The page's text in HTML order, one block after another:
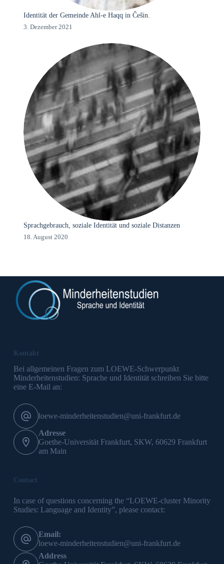
Identität der Gemeinde Ahl-e Haqq in Češin.
3. Dezember 2021
Sprachgebrauch, soziale Identität und soziale Distanzen
18. August 2020
Kontakt
Bei allgemeinen Fragen zum LOEWE-Schwerpunkt
Minderheitenstudien: Sprache und Identität schreiben Sie bitte
eine E-Mail an:
loewe-minderheitenstudien@uni-frankfurt.de
Adresse
Goethe-Universität Frankfurt, SKW, 60629 Frankfurt
am Main
Contact
In case of questions concerning the “LOEWE-cluster Minority
Studies: Language and Identity”, please contact:
Email:
loewe-minderheitenstudien@uni-frankfurt.de
Address